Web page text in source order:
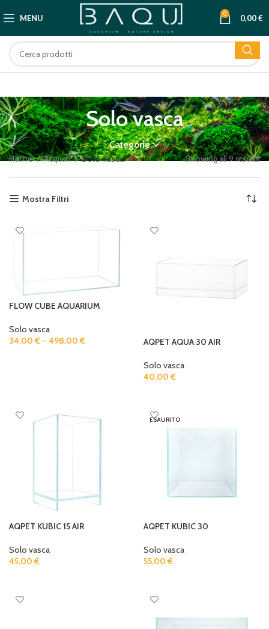
MENU 0 0,00€
Solo vasca
Categorie
Home Acquari Solo vasca Showing all 9 results
Mostra Filtri
FLOW CUBE AQUARIUM
Solo vasca
34,00 €–498,00 € AQPET AQUA 30 AIR
Solo vasca
40,00 €
AQPET KUBIC 15 AIR
Solo vasca
45,00 €
ESAURITO
AQPET KUBIC 30
Solo vasca
55,00 €